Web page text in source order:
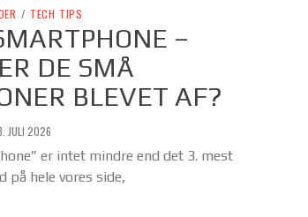
/ TECH TIPS
–
DE SMÅ
BLEVET AF?
JULI 2026
er intet mindre end det 3. mest
på hele vores side,